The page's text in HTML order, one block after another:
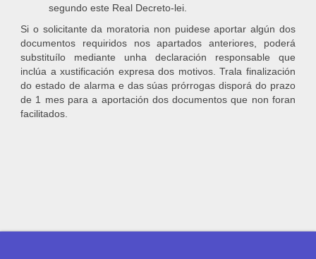
segundo este Real Decreto-lei.
Si o solicitante da moratoria non puidese aportar algún dos
documentos requiridos nos apartados anteriores, poderá
substituílo mediante unha declaración responsable que
inclúa a xustificación expresa dos motivos. Trala finalización
do estado de alarma e das súas prórrogas disporá do prazo
de 1 mes para a aportación dos documentos que non foran
facilitados.